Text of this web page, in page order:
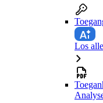
Los